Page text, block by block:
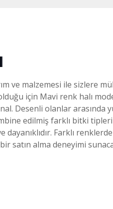
ve malzemesi ile sizlere
için Mavi renk halı
Desenli olanlar
edilmiş farklı bitki
Farklı
satın alma deneyimi